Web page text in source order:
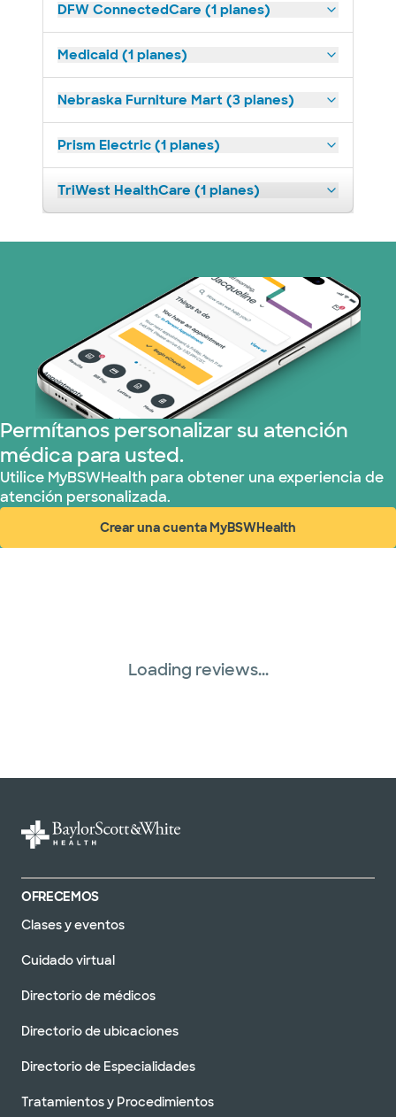
DFW ConnectedCare (1 planes)
Medicaid (1 planes)
Nebraska Furniture Mart (3 planes)
Prism Electric (1 planes)
TriWest HealthCare (1 planes)
Permítanos personalizar su atención
médica para usted.
Utilice MyBSWHealth para obtener una experiencia de
atención personalizada.
Crear una cuenta MyBSWHealth
(abre en ventana nueva)
Loading reviews...
OFRECEMOS
Clases y eventos
Cuidado virtual
Directorio de médicos
Directorio de ubicaciones
Directorio de Especialidades
Tratamientos y Procedimientos